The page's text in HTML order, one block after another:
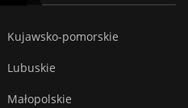
Kujawsko-pomorskie
Lubuskie
Małopolskie